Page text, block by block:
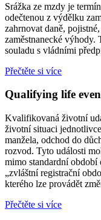
Srážka ze mzdy je
odečtenou z výdělku
zahrnovat daně,
zaměstnanecké
souladu s vládními
Přečtěte si více
Qualifying life
Kvalifikovaná životní
životní situaci
manžela, odchod do
rozvod. Tyto události
mimo standardní
„zvláštní registrační
kterého lze provádět
Přečtěte si více